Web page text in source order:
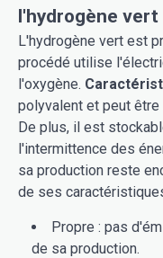
l'hydrogène vert
L'hydrogène vert est
procédé utilise
l'oxygène.
polyvalent et peut
De plus, il est
l'intermittence des
sa production reste
de ses
Propre : pas
de sa production.